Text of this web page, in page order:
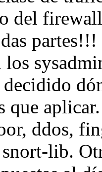
del
los
que
ddos,
lib.